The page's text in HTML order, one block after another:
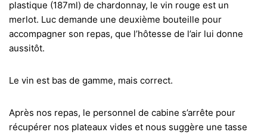
plastique (187ml) de chardonnay, le vin rouge est un
merlot. Luc demande une deuxième bouteille pour
accompagner son repas, que l’hôtesse de l’air lui donne
aussitôt.
Le vin est bas de gamme, mais correct.
Après nos repas, le personnel de cabine s’arrête pour
récupérer nos plateaux vides et nous suggère une tasse